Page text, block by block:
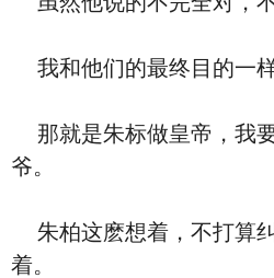
我和他们的最终目的一样
那就是朱标做皇帝，我
爷。
朱柏这麽想着，不打算
着。